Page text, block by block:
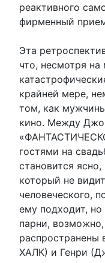
реактивного
фирменный
Эта
что, несмотря
крайней мере,
том, как
кино. Между
гостями на
становится
который не
человеческого,
ему подходит,
парни,
ХАЛК) и Генри